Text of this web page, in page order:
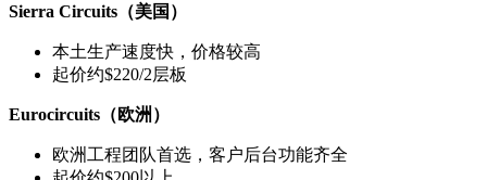
Sierra Circuits（美国）
本土生产速度快，价格较高
起价约$220/2层板
Eurocircuits（欧洲）
欧洲工程团队首选，客户后台功能齐全